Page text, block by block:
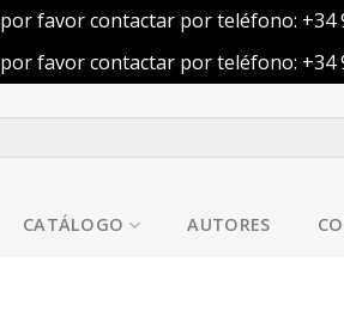
favor contactar por teléfono: +34
favor contactar por teléfono: +34
CATÁLOGO AUTORES